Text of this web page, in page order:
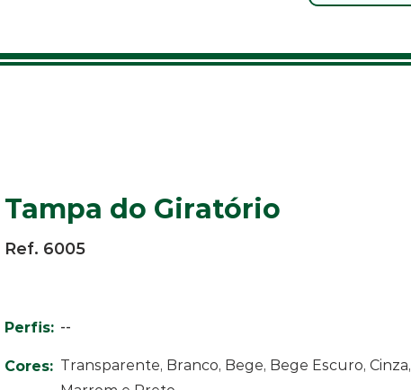
Ref. 6005
Tampa do Giratório
Perfis: --
Cores: Transparente, Branco, Bege, Bege Escuro, Cinza,